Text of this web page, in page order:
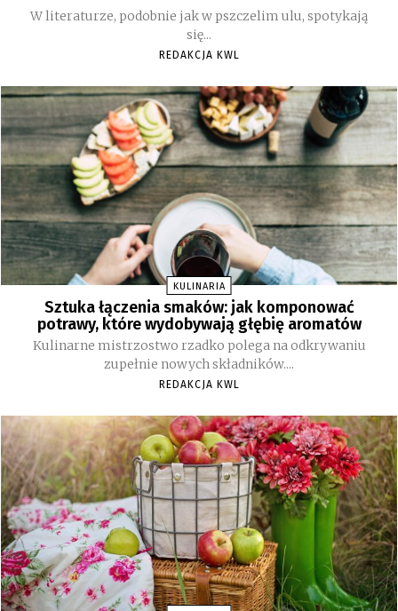
W literaturze, podobnie jak w pszczelim ulu, spotykają
się...
REDAKCJA KWL
KULINARIA
Sztuka łączenia smaków: jak komponować
potrawy, które wydobywają głębię aromatów
Kulinarne mistrzostwo rzadko polega na odkrywaniu
zupełnie nowych składników....
REDAKCJA KWL